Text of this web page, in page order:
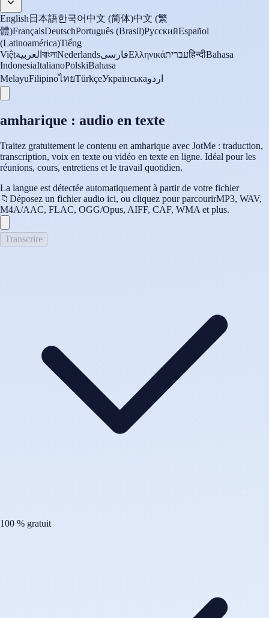
English 日本語한국어中文 (简体)中文 (繁
體)FrançaisDeutschPortuguês (Brasil)РусскийEspañol
(Latinoamérica)Tiếng
Việtالعربية বাংলাNederlandsفارسیΕλληνικάעבריתहिन्दीBahasa
IndonesiaItalianoPolskiBahasa
MelayuFilipinoไทยTürkçeУкраїнськаاردو
amharique : audio en texte
Traitez gratuitement le contenu en amharique avec JotMe : traduction,
transcription, voix en texte ou vidéo en texte en ligne. Idéal pour les
réunions, cours, entretiens et le travail quotidien.
La langue est détectée automatiquement à partir de votre fichier
📁 Déposez un fichier audio ici, ou cliquez pour parcourirMP3, WAV,
M4A/AAC, FLAC, OGG/Opus, AIFF, CAF, WMA et plus.
Transcrire
100 % gratuit